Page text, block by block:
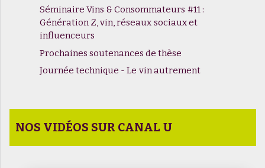
Séminaire Vins & Consommateurs #11 :
Génération Z, vin, réseaux sociaux et
influenceurs
Prochaines soutenances de thèse
Journée technique - Le vin autrement
NOS VIDÉOS SUR CANAL U